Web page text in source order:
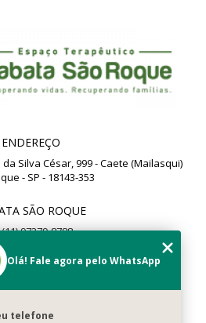
ENDEREÇO
Silva César, 999 - Caete (Mailasqui)
- SP - 18143-353
SÃO ROQUE
97279-8788
99112-8504
Olá! Fale agora pelo WhatsApp
telefone